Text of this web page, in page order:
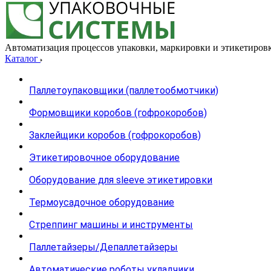
Автоматизация процессов упаковки, маркировки и
Каталог
Паллетоупаковщики (паллетообмотчики)
Формовщики коробов (гофрокоробов)
Заклейщики коробов (гофрокоробов)
Этикетировочное оборудование
Оборудование для sleeve этикетировки
Термоусадочное оборудование
Стреппинг машины и инструменты
Паллетайзеры/Депаллетайзеры